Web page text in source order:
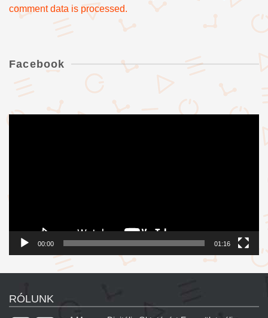
comment data is processed.
Facebook
Videólejátszó
00:00 01:16
RÓLUNK